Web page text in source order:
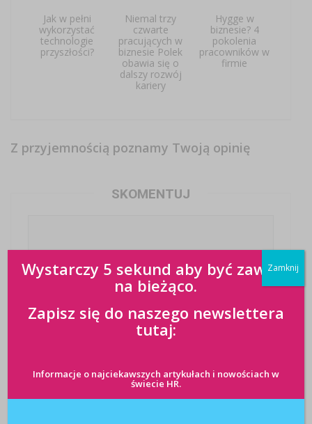
Jak w pełni
wykorzystać
technologie
przyszłości?
Niemal trzy
czwarte
pracujących w
biznesie Polek
obawia się o
dalszy rozwój
kariery
Hygge w
biznesie? 4
pokolenia
pracowników w
firmie
Z przyjemnością poznamy Twoją opinię
SKOMENTUJ
Wystarczy 5 sekund aby być zawsze
na bieżąco.
Zapisz się do naszego newslettera
tutaj:
Informacje o najciekawszych artykułach i nowościach w
świecie HR.
Zamknij